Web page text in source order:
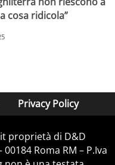
cosa ridicola”
Privacy Policy
proprietà di D&D
Roma RM – P.Iva